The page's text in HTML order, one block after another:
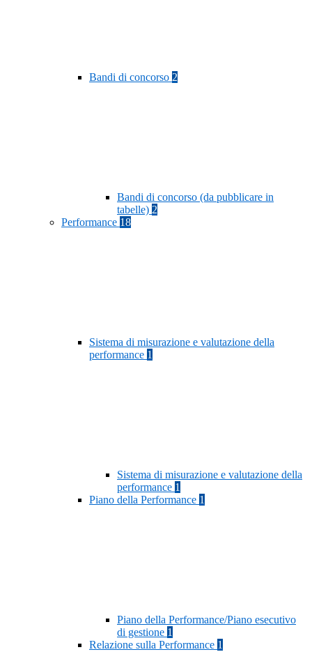
Bandi di concorso 2
Bandi di concorso (da pubblicare in
tabelle) 2
Performance 18
Sistema di misurazione e valutazione della
performance 1
Sistema di misurazione e valutazione della
performance 1
Piano della Performance 1
Piano della Performance/Piano esecutivo
di gestione 1
Relazione sulla Performance 1